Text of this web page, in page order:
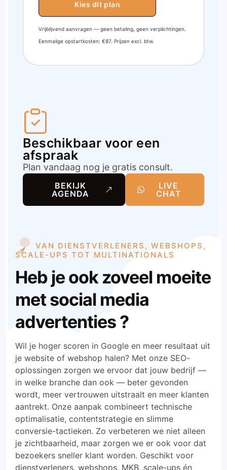
Kies dit plan
Vrijblijvend aanvragen — geen betaling, geen verplichtingen.
Eenmalige opstartkosten: €87. Prijzen excl. btw.
Beschikbaar voor een
afspraak
Plan vandaag nog je gratis consult.
BEKIJK
AGENDA
LIVE
CHAT
VAN DIENSTVERLENERS, WEBSHOPS,
SCALE-UPS TOT MULTINATIONALS
Heb je ook zoveel moeite
met social media
advertenties ?
Wil je hoger scoren in Google en meer resultaat uit
je website of webshop halen? Met onze SEO-
oplossingen zorgen we ervoor dat jouw bedrijf —
in welke branche dan ook — beter gevonden
wordt, meer vertrouwen uitstraalt en meer klanten
aantrekt. Onze aanpak combineert technische
optimalisatie, contentstrategie en slimme
conversie-tactieken. Zo verbeteren we niet alleen
je zichtbaarheid, maar zorgen we er ook voor dat
bezoekers sneller klant worden. Geschikt voor
dienstverleners, webshops, MKB, scale-ups én